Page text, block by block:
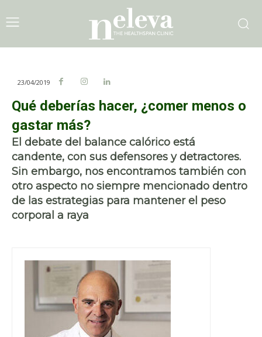
23/04/2019
Qué deberías hacer, ¿comer menos o
gastar más?
El debate del balance calórico está
candente, con sus defensores y detractores.
Sin embargo, nos encontramos también con
otro aspecto no siempre mencionado dentro
de las estrategias para mantener el peso
corporal a raya